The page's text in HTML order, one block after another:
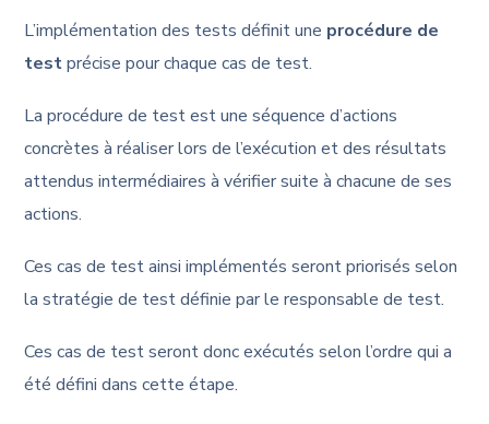
L’implémentation des tests définit une procédure de
testprécise pour chaque cas de test.
La procédure de test est une séquence d’actions
concrètes à réaliser lors de l’exécution et des résultats
attendus intermédiaires à vérifier suite à chacune de ses
actions.
Ces cas de test ainsi implémentés seront priorisés selon
la stratégie de test définie par le responsable de test.
Ces cas de test seront donc exécutés selon l’ordre qui a
été défini dans cette étape.